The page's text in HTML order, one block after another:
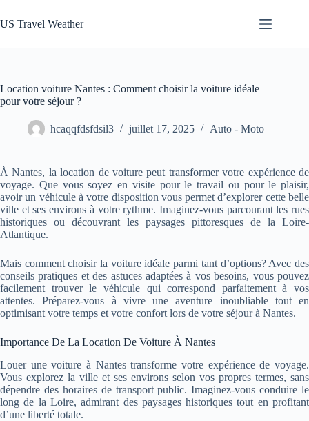
au
contenu
US Travel Weather
Location voiture Nantes : Comment choisir la voiture idéale
pour votre séjour ?
hcaqqfdsfdsil3 juillet 17, 2025 Auto - Moto
À Nantes, la location de voiture peut transformer votre expérience de
voyage. Que vous soyez en visite pour le travail ou pour le plaisir,
avoir un véhicule à votre disposition vous permet d’explorer cette belle
ville et ses environs à votre rythme. Imaginez-vous parcourant les rues
historiques ou découvrant les paysages pittoresques de la Loire-
Atlantique.
Mais comment choisir la voiture idéale parmi tant d’options? Avec des
conseils pratiques et des astuces adaptées à vos besoins, vous pouvez
facilement trouver le véhicule qui correspond parfaitement à vos
attentes. Préparez-vous à vivre une aventure inoubliable tout en
optimisant votre temps et votre confort lors de votre séjour à Nantes.
Importance De La Location De Voiture À Nantes
Louer une voiture à Nantes transforme votre expérience de voyage.
Vous explorez la ville et ses environs selon vos propres termes, sans
dépendre des horaires de transport public. Imaginez-vous conduire le
long de la Loire, admirant des paysages historiques tout en profitant
d’une liberté totale.